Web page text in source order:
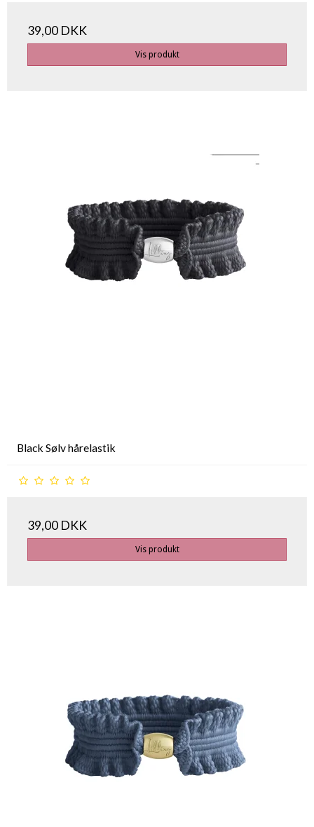
39,00 DKK
Vis produkt
Black Sølv hårelastik
39,00 DKK
Vis produkt